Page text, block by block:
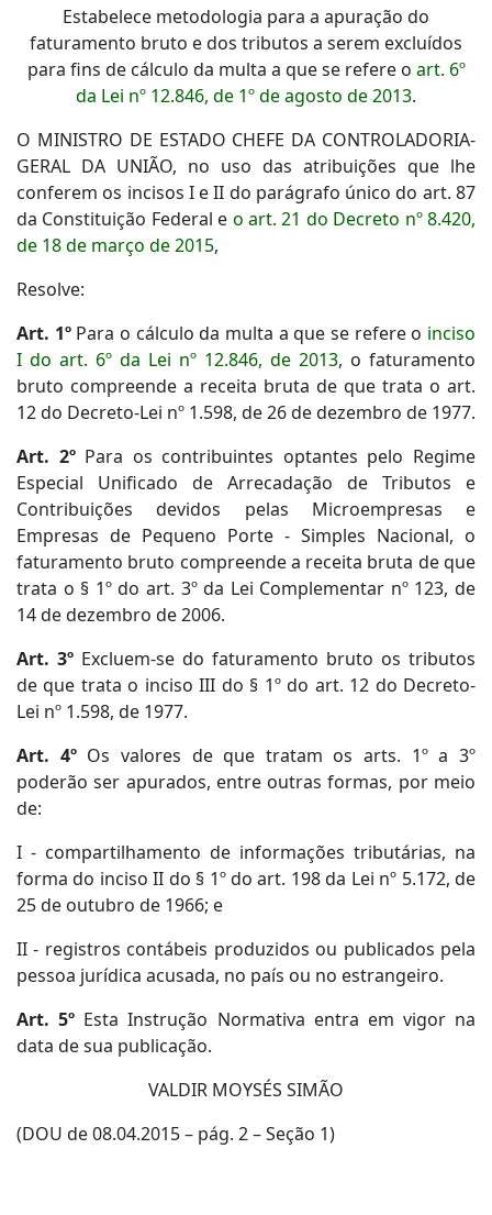
Estabelece metodologia para a apuração do
faturamento bruto e dos tributos a serem excluídos
para fins de cálculo da multa a que se refere o art. 6º
da Lei nº 12.846, de 1º de agosto de 2013.
O MINISTRO DE ESTADO CHEFE DA CONTROLADORIA-
GERAL DA UNIÃO, no uso das atribuições que lhe
conferem os incisos I e II do parágrafo único do art. 87
da Constituição Federal e o art. 21 do Decreto nº 8.420,
de 18 de março de 2015,
Resolve:
Art. 1ºPara o cálculo da multa a que se refere o inciso
I do art. 6º da Lei nº 12.846, de 2013, o faturamento
bruto compreende a receita bruta de que trata o art.
12 do Decreto-Lei nº 1.598, de 26 de dezembro de 1977.
Art. 2ºPara os contribuintes optantes pelo Regime
Especial Unificado de Arrecadação de Tributos e
Contribuições devidos pelas Microempresas e
Empresas de Pequeno Porte - Simples Nacional, o
faturamento bruto compreende a receita bruta de que
trata o § 1º do art. 3º da Lei Complementar nº 123, de
14 de dezembro de 2006.
Art. 3º Excluem-se do faturamento bruto os tributos
de que trata o inciso III do § 1º do art. 12 do Decreto-
Lei nº 1.598, de 1977.
Art. 4ºOs valores de que tratam os arts. 1º a 3º
poderão ser apurados, entre outras formas, por meio
de:
I - compartilhamento de informações tributárias, na
forma do inciso II do § 1º do art. 198 da Lei nº 5.172, de
25 de outubro de 1966; e
II - registros contábeis produzidos ou publicados pela
pessoa jurídica acusada, no país ou no estrangeiro.
Art. 5º Esta Instrução Normativa entra em vigor na
data de sua publicação.
VALDIR MOYSÉS SIMÃO
(DOU de 08.04.2015 – pág. 2 – Seção 1)